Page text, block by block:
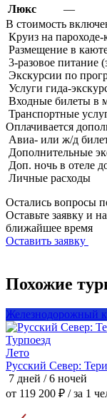
Люкс
—
В стоимость
Круиз на
Размещение в
3-разовое питание
Экскурсии по
Услуги гида-
Входные билеты в
Транспортные
Оплачивается
Авиа- или ж/д
Дополнительные
Доп. ночь в отеле
Личные расходы
Остались вопросы
Оставьте заявку и
ближайшее время
Оставить заявку
Похожие
Железнодорожный
Турпоезд
Лето
Русский Север:
7 дней / 6 ночей
от 119 200 ₽ / за 1